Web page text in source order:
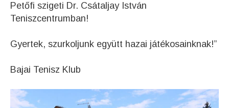
Petőfi szigeti Dr. Csátaljay István
Teniszcentrumban!
Gyertek, szurkoljunk együtt hazai játékosainknak!”
Bajai Tenisz Klub